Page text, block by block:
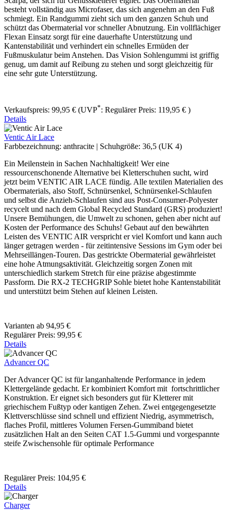
besteht vollständig aus Microfaser, das sich angenehm an den Fuß
schmiegt. Ein Randgummi zieht sich um den ganzen Schuh und
schützt das Obermaterial vor schneller Abnutzung. Ein vollflächiger
Flexan Einsatz sorgt für eine dauerhafte Unterstützung und
Kantenstabilität und verhindert ein schnelles Ermüden der
Fußmuskulatur beim Anstehen. Das Vision Sohlengummi ist griffig
genug, um damit auf Reibung zu stehen und sorgt gleichzeitig für
eine sehr gute Unterstützung.
Verkaufspreis: 99,95 € (UVP*: Regulärer Preis: 119,95 € )
Details
Ventic Air Lace
Farbbezeichnung: anthracite | Schuhgröße: 36,5 (UK 4)
Ein Meilenstein in Sachen Nachhaltigkeit! Wer eine
ressourcenschonende Alternative bei Kletterschuhen sucht, wird
jetzt beim VENTIC AIR LACE fündig. Alle textilen Materialien des
Obermaterials, also Stoff, Schnürsenkel, Schnürsenkel-Schlaufen
und selbst die Anzieh-Schlaufen sind aus Post-Consumer-Polyester
recycelt und nach dem Global Recycled Standard (GRS) produziert!
Unsere Bemühungen, die Umwelt zu schonen, gehen aber nicht auf
Kosten der Performance des Schuhs! Gebaut auf den bewährten
Leisten des VENTIC AIR verspricht er viel Komfort und kann auch
länger getragen werden - für zeitintensive Sessions im Gym oder bei
Mehrseillängen-Touren. Das gestrickte Obermaterial gewährleistet
eine hohe Atmungsaktivität. Gleichzeitig sorgen Zonen mit
unterschiedlich starkem Stretch für eine präzise abgestimmte
Passform. Die RX-2 TECHGRIP Sohle bietet hohe Kantenstabilität
und unterstützt beim Stehen auf kleinen Leisten.
Varianten ab 94,95 €
Regulärer Preis: 99,95 €
Details
Advancer QC
Der Advancer QC ist für langanhaltende Performance in jedem
Klettergelände gedacht. Er kombiniert Komfort mit fortschrittlicher
Konstruktion. Er eignet sich besonders gut für Kletterer mit
griechischem Fußtyp oder kantigen Zehen. Zwei entgegengesetzte
Klettverschlüsse sind schnell und effizient Niedrig, asymmetrisch,
flaches Profil, mittleres Volumen Fersen-Gummiband bietet
zusätzlichen Halt an den Seiten CAT 1.5-Gummi und vorgespannte
steife Zwischensohle für optimale Performance
Regulärer Preis: 104,95 €
Details
Charger